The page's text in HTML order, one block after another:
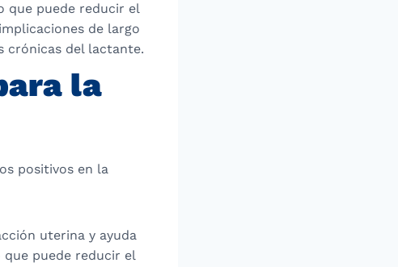
que puede reducir el
de largo
crónicas del lactante.
la
positivos en la
uterina y ayuda
puede reducir el